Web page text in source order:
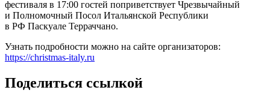
фестиваля в 17:00 гостей поприветствует Чрезвычайный
и Полномочный Посол Итальянской Республики
в РФ Паскуале Терраччано.
Узнать подробности можно на сайте организаторов:
https://christmas-italy.ru
Поделиться ссылкой